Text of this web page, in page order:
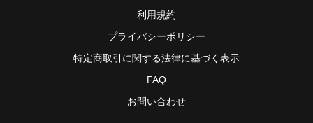
利用規約
プライバシーポリシー
特定商取引に関する法律に基づく表示
FAQ
お問い合わせ